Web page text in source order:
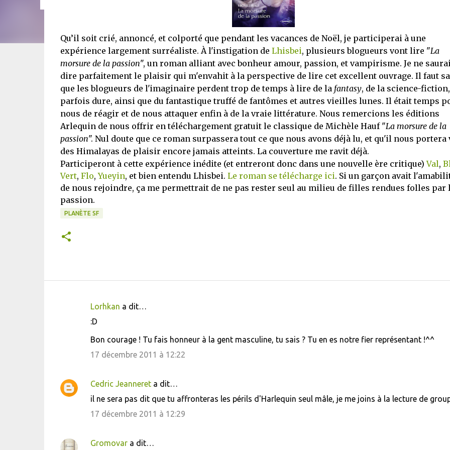
Qu’il soit crié, annoncé, et colporté que pendant les vacances de Noël, je participerai à une
expérience largement surréaliste. À l'instigation de Lhisbei, plusieurs blogueurs vont lire "La
morsure de la passion", un roman alliant avec bonheur amour, passion, et vampirisme. Je ne
dire parfaitement le plaisir qui m'envahit à la perspective de lire cet excellent ouvrage. Il faut
que les blogueurs de l'imaginaire perdent trop de temps à lire de la fantasy, de la science-fiction,
parfois dure, ainsi que du fantastique truffé de fantômes et autres vieilles lunes. Il était temps
nous de réagir et de nous attaquer enfin à de la vraie littérature. Nous remercions les éditions
Arlequin de nous offrir en téléchargement gratuit le classique de Michèle Hauf "La morsure de la
passion". Nul doute que ce roman surpassera tout ce que nous avons déjà lu, et qu'il nous portera
des Himalayas de plaisir encore jamais atteints. La couverture me ravit déjà.
Participeront à cette expérience inédite (et entreront donc dans une nouvelle ère critique)Val,
Vert, Flo,Yueyin, et bien entendu Lhisbei. Le roman se télécharge ici. Si un garçon avait
de nous rejoindre, ça me permettrait de ne pas rester seul au milieu de filles rendues folles par
passion.
PLANÈTE SF
n
t
r
Lorhkan a dit…
:D
Bon courage ! Tu fais honneur à la gent masculine, tu sais ? Tu en es notre fier représentant !^^
17 décembre 2011 à 12:22
Cedric Jeannereta dit…
il ne sera pas dit que tu affronteras les périls d'Harlequin seul mâle, je me joins à la lecture de
17 décembre 2011 à 12:29
Gromovara dit…